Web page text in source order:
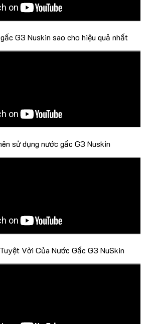
G3 Nuskin sao cho hiệu quả nhất
sử dụng nước gấc G3 Nuskin
Vời Của Nước Gấc G3 NuSkin